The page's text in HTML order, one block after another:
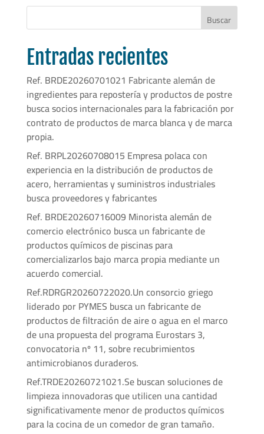
Buscar
Entradas recientes
Ref. BRDE20260701021 Fabricante alemán de
ingredientes para repostería y productos de postre
busca socios internacionales para la fabricación por
contrato de productos de marca blanca y de marca
propia.
Ref. BRPL20260708015 Empresa polaca con
experiencia en la distribución de productos de
acero, herramientas y suministros industriales
busca proveedores y fabricantes
Ref. BRDE20260716009 Minorista alemán de
comercio electrónico busca un fabricante de
productos químicos de piscinas para
comercializarlos bajo marca propia mediante un
acuerdo comercial.
Ref.RDRGR20260722020.Un consorcio griego
liderado por PYMES busca un fabricante de
productos de filtración de aire o agua en el marco
de una propuesta del programa Eurostars 3,
convocatoria nº 11, sobre recubrimientos
antimicrobianos duraderos.
Ref.TRDE20260721021.Se buscan soluciones de
limpieza innovadoras que utilicen una cantidad
significativamente menor de productos químicos
para la cocina de un comedor de gran tamaño.